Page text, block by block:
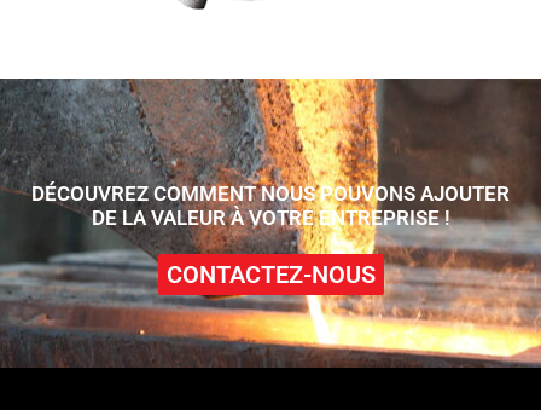
DÉCOUVREZ COMMENT NOUS POUVONS AJOUTER
DE LA VALEUR À VOTRE ENTREPRISE !
CONTACTEZ-NOUS